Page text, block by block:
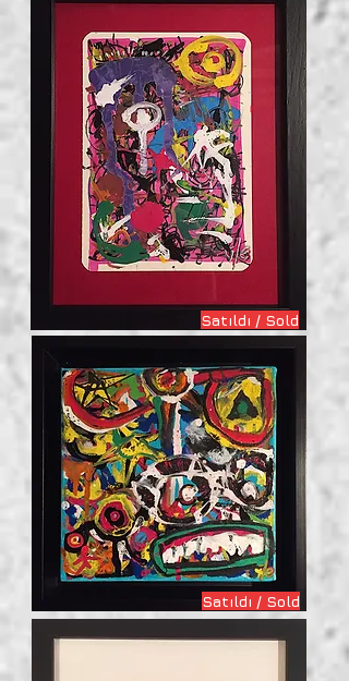
Satıldı / Sold
Satıldı / Sold